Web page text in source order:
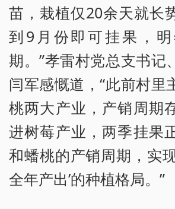
苗，栽植仅20余天就长
到9月份即可挂果，
期。”孝雷村党总支书记
闫军感慨道，“此前村里
桃两大产业，产销周期
进树莓产业，两季挂果
和蟠桃的产销周期，实现
全年产出’的种植格局。”